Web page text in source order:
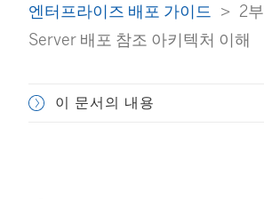
엔터프라이즈 배포 가이드
2
Server 배포 참조 아키텍처 이해
이 문서의 내용